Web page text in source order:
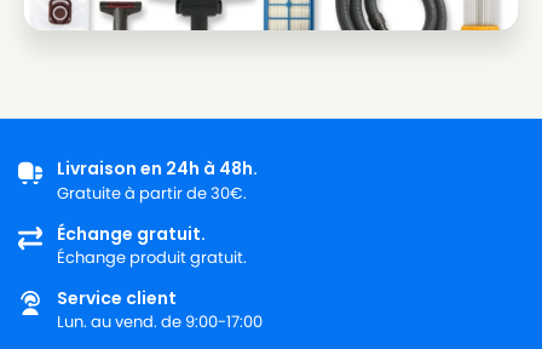
Livraison en 24h à 48h.
Gratuite à partir de 30€.
Échange gratuit.
Échange produit gratuit.
Service client
Lun. au vend. de 9:00-17:00